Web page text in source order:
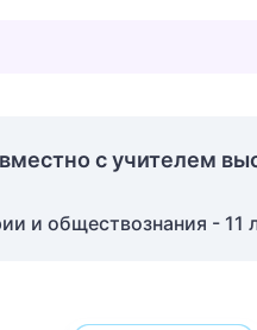
с учителем
и обществознания - 11